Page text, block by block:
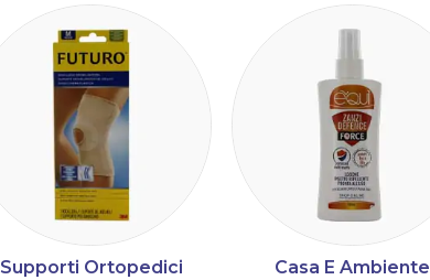
Supporti Ortopedici Casa E Ambiente